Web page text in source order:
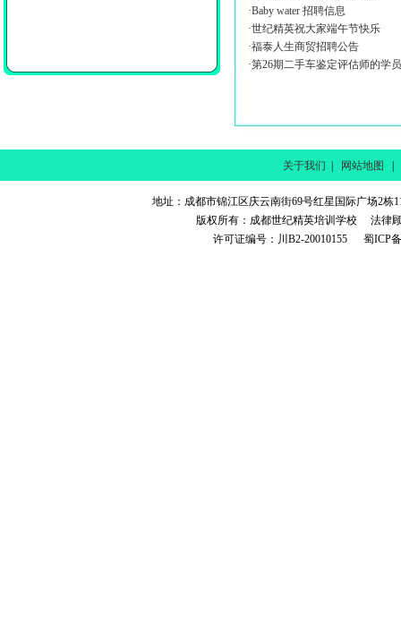
·Baby water 招聘信息
·世纪精英祝大家端午节快乐
·福泰人生商贸招聘公告
·第26期二手车鉴定评估师的学
关于我们 网站地图
地址：成都市锦江区庆云南街69号红星国际广场2
版权所有：成都世纪精英培训学校 法律
许可证编号：川B2-20010155 蜀ICP